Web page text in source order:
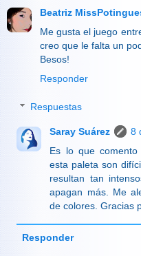
Beatriz
Me gusta el juego
creo que le falta un
Besos!
Responder
Respuestas
Saray Suárez
8
Es lo que
esta paleta son
resultan tan
apagan más. Me
de colores. Gracias
Responder